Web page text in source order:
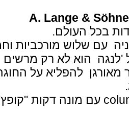
A. Lange &
שלוש מורכביות וחמש
הוא לא רק מרשים
להפליא על החוגה
- כרונוגרף column-wheel עם מונה דקות "קופץ"